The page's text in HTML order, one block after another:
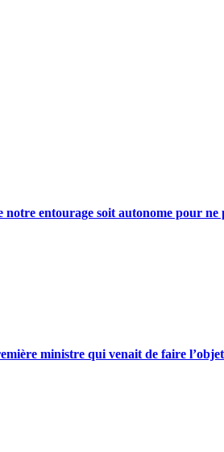
notre entourage soit autonome pour ne
ministre qui venait de faire l’objet